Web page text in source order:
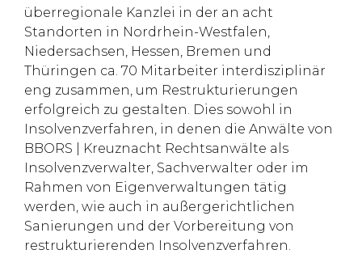
überregionale Kanzlei in der an acht
Standorten in Nordrhein-Westfalen,
Niedersachsen, Hessen, Bremen und
Thüringen ca. 70 Mitarbeiter interdisziplinär
eng zusammen, um Restrukturierungen
erfolgreich zu gestalten. Dies sowohl in
Insolvenzverfahren, in denen die Anwälte von
BBORS | Kreuznacht Rechtsanwälte als
Insolvenzverwalter, Sachverwalter oder im
Rahmen von Eigenverwaltungen tätig
werden, wie auch in außergerichtlichen
Sanierungen und der Vorbereitung von
restrukturierenden Insolvenzverfahren.